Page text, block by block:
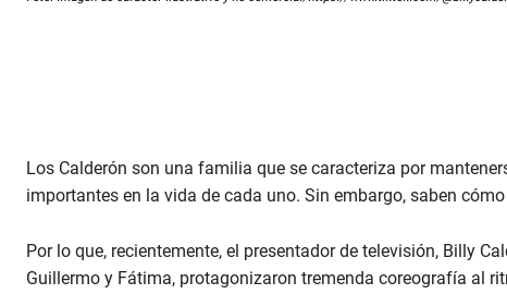
Los Calderón son una familia que se caracteriza por
importantes en la vida de cada uno. Sin embargo, saben
Por lo que, recientemente, el presentador de televisión, Billy
Guillermo y Fátima, protagonizaron tremenda coreografía al